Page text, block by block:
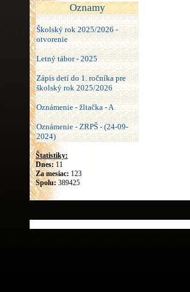
Oznamy
Školský rok 2025/2026 -
otvorenie
Letný tábor - 2025
Zápis detí do 1. ročníka pre
školský rok 2025/2026
Oznámenie - žltačka - A
Oznámenie - ZRPŠ - (24-09-
2024)
Štatistiky:
Dnes:11
Za mesiac: 123
Spolu: 389425